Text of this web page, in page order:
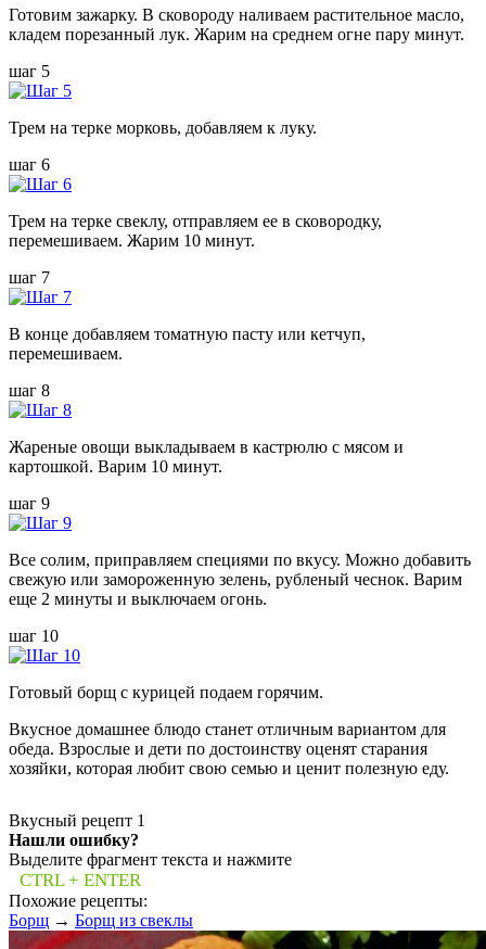
Готовим зажарку. В сковороду наливаем растительное масло,
кладем порезанный лук. Жарим на среднем огне пару минут.
шаг 5
Трем на терке морковь, добавляем к луку.
шаг 6
Трем на терке свеклу, отправляем ее в сковородку,
перемешиваем. Жарим 10 минут.
шаг 7
В конце добавляем томатную пасту или кетчуп,
перемешиваем.
шаг 8
Жареные овощи выкладываем в кастрюлю с мясом и
картошкой. Варим 10 минут.
шаг 9
Все солим, приправляем специями по вкусу. Можно добавить
свежую или замороженную зелень, рубленый чеснок. Варим
еще 2 минуты и выключаем огонь.
шаг 10
Готовый борщ с курицей подаем горячим.
Вкусное домашнее блюдо станет отличным вариантом для
обеда. Взрослые и дети по достоинству оценят старания
хозяйки, которая любит свою семью и ценит полезную еду.
Вкусный рецепт 1
Нашли ошибку?
Выделите фрагмент текста и нажмите
CTRL + ENTER
Похожие рецепты:
Борщ → Борщ из свеклы